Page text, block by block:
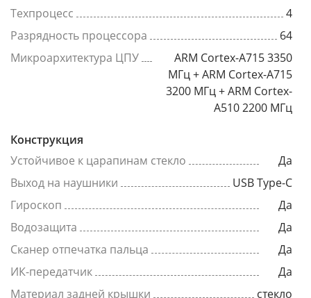
Техпроцесс
4
Разрядность процессора
64
Микроархитектура ЦПУ
ARM Cortex-A715 3350
МГц + ARM Cortex-A715
3200 МГц + ARM Cortex-
A510 2200 МГц
Конструкция
Устойчивое к царапинам стекло
Да
Выход на наушники
USB Type-C
Гироскоп
Да
Водозащита
Да
Сканер отпечатка пальца
Да
ИК-передатчик
Да
Материал задней крышки
стекло